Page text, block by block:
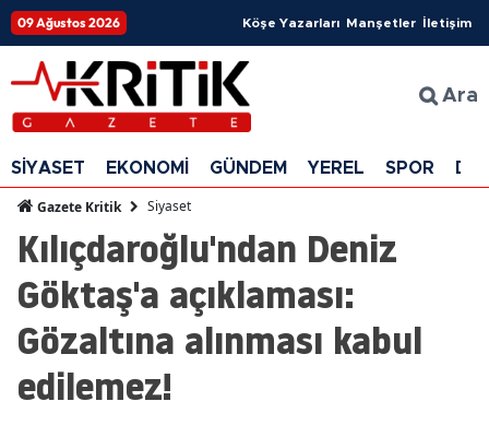
09 Ağustos 2026 Köşe Yazarları Manşetler İletişim
Ara
SİYASET EKONOMİ GÜNDEM YEREL SPOR
Gazete Kritik Siyaset
Kılıçdaroğlu'ndan Deniz
Göktaş'a açıklaması:
Gözaltına alınması kabul
edilemez!